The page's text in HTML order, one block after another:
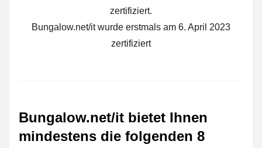
zertifiziert.
Bungalow.net/it wurde erstmals am 6. April 2023
zertifiziert
Bungalow.net/it bietet Ihnen
mindestens die folgenden 8